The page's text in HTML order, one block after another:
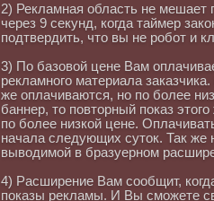
2) Рекламная область не мешает
через 9 секунд, когда таймер
подтвердить, что вы не робот и
3) По базовой цене Вам
рекламного материала
же оплачиваются, но по более
баннер, то повторный показ
по более низкой цене.
начала следующих суток. Так же
выводимой в бразуерном
4) Расширение Вам сообщит,
показы рекламы. И Вы сможете